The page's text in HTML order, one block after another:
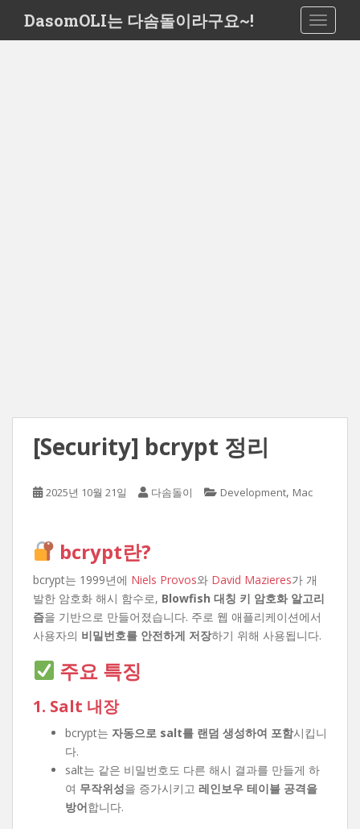
i
DasomOLI는 다솜돌이라구요~!
[Security] bcrypt 정리
2025년 10월 21일 다솜돌이 Development, Mac
bcrypt란?
bcrypt는 1999년에 Niels Provos와 David Mazieres가 개
발한 암호화 해시 함수로, Blowfish 대칭 키 암호화 알고리
즘을 기반으로 만들어졌습니다. 주로 웹 애플리케이션에서
사용자의 비밀번호를 안전하게 저장하기 위해 사용됩니다.
주요 특징
1. Salt 내장
bcrypt는 자동으로 salt를 랜덤 생성하여 포함시킵니
다.
salt는 같은 비밀번호도 다른 해시 결과를 만들게 하
여 무작위성을 증가시키고 레인보우 테이블 공격을
방어합니다.